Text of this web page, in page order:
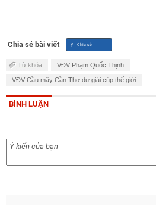
Chia sẻ bài viết
Từ khóa VĐV Phạm Quốc Thịnh
VĐV Cầu mây Cần Thơ dự giải cúp thế giới
BÌNH LUẬN